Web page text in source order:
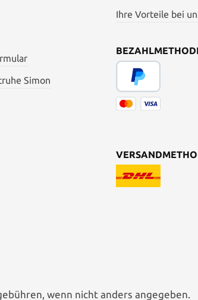
Simon
Ihre Vorteile bei
wenn nicht anders angegeben.